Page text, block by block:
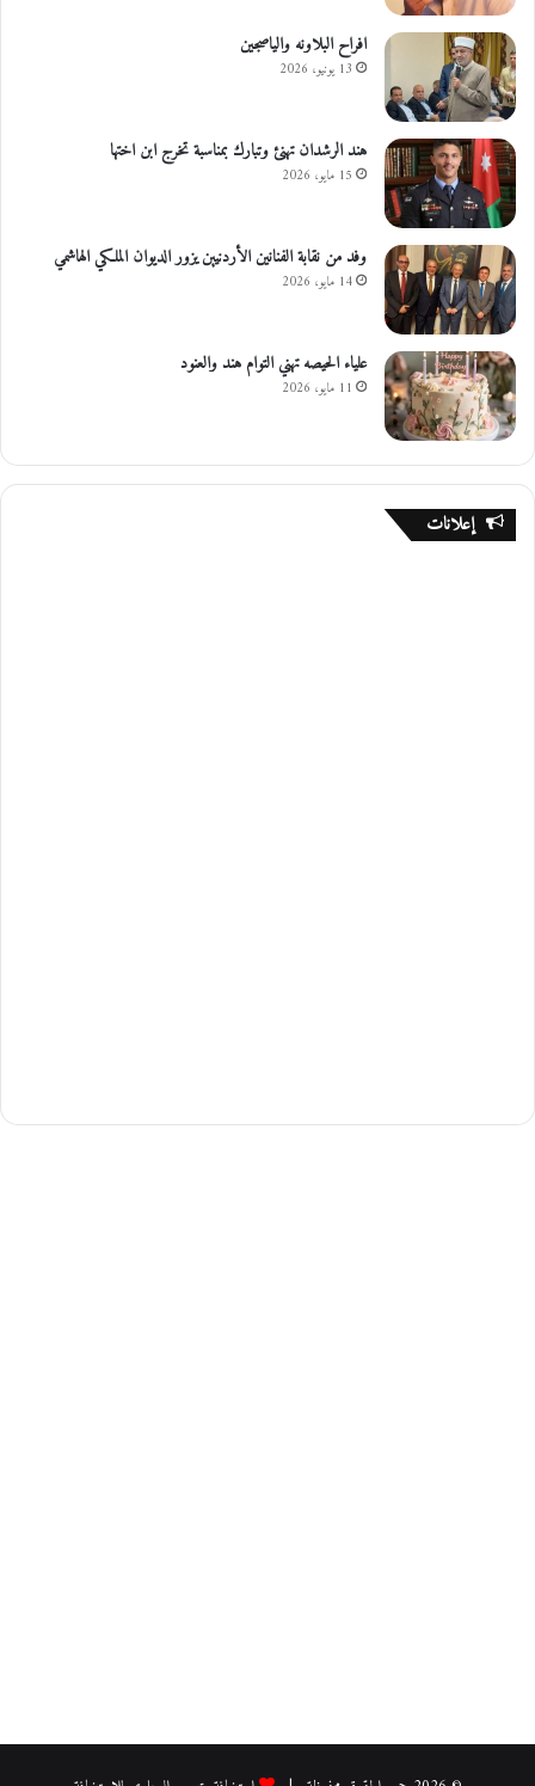
افراح البلاونه والياصجين
13 يونيو، 2026
هند الرشدان تهنئ وتبارك بمناسبة تخرج ابن اختها
15 مايو، 2026
وفد من نقابة الفنانين الأردنيين يزور الديوان الملكي الهاشمي
14 مايو، 2026
علياء الحيصه تهني التوام هند والعنود
11 مايو، 2026
إعلانات